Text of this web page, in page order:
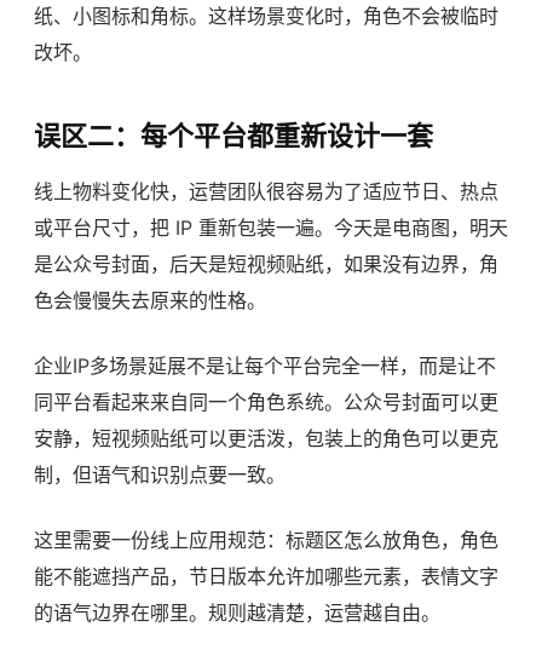
纸、小图标和角标。这样场景变化时，角色不会被临时
改坏。
误区二：每个平台都重新设计一套
线上物料变化快，运营团队很容易为了适应节日、热点
或平台尺寸，把 IP 重新包装一遍。今天是电商图，明天
是公众号封面，后天是短视频贴纸，如果没有边界，角
色会慢慢失去原来的性格。
企业IP多场景延展不是让每个平台完全一样，而是让不
同平台看起来来自同一个角色系统。公众号封面可以更
安静，短视频贴纸可以更活泼，包装上的角色可以更克
制，但语气和识别点要一致。
这里需要一份线上应用规范：标题区怎么放角色，角色
能不能遮挡产品，节日版本允许加哪些元素，表情文字
的语气边界在哪里。规则越清楚，运营越自由。